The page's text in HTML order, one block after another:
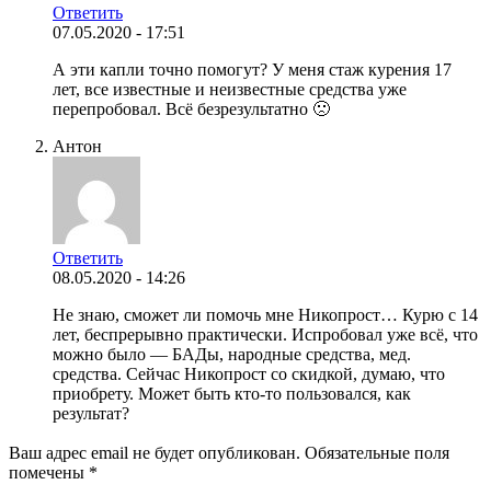
Ответить
07.05.2020 - 17:51
А эти капли точно помогут? У меня стаж курения 17
лет, все известные и неизвестные средства уже
перепробовал. Всё безрезультатно 🙁
Антон
Ответить
08.05.2020 - 14:26
Не знаю, сможет ли помочь мне Никопрост… Курю с 14
лет, беспрерывно практически. Испробовал уже всё, что
можно было — БАДы, народные средства, мед.
средства. Сейчас Никопрост со скидкой, думаю, что
приобрету. Может быть кто-то пользовался, как
результат?
Ваш адрес email не будет опубликован. Обязательные поля
помечены *